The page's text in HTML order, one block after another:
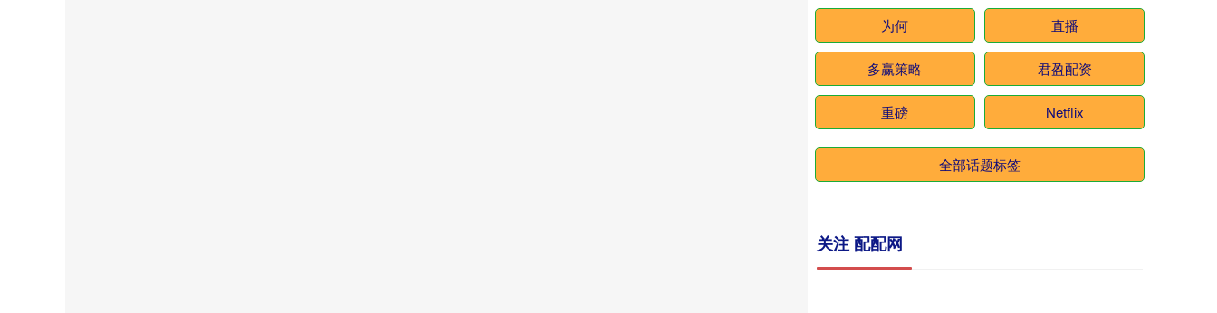
为何 直播
多赢策略 君盈配资
重磅 Netflix
全部话题标签
关注 配配网